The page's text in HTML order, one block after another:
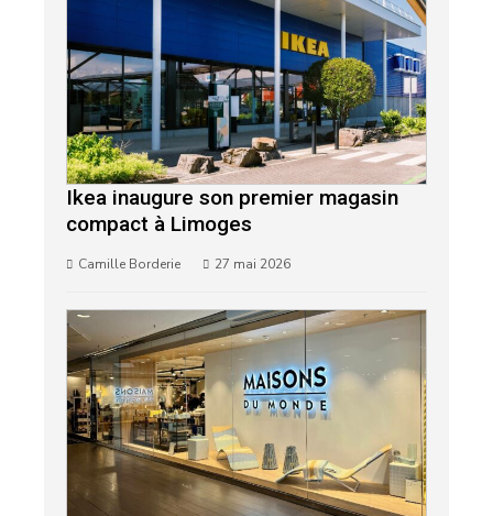
Ikea inaugure son premier magasin
compact à Limoges
Camille Borderie 27 mai 2026